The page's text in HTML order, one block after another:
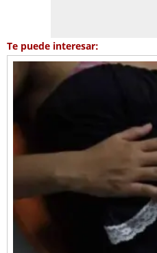
Te puede interesar: